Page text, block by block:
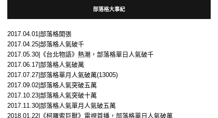
部落格大事紀
2017.04.01|部落格開張
2017.04.25|部落格人氣破千
2017.05.30|《台北物語》熱潮，部落格單日人氣破千
2017.06.17|部落格人氣破萬
2017.07.27|部落格單月人氣破萬(13005)
2017.09.02|部落格人氣突破五萬
2017.10.23|部落格人氣突破十萬
2017.11.30|部落格人氣單月人氣破五萬
2018.01.22|《柯羅索巨獸》電視首播，部落格單日人氣破萬